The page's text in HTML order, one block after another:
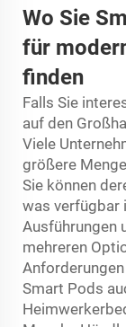
Wo Sie
für
finden
Falls Sie
auf den
Viele
größere
Sie können
was verfügbar
Ausführungen
mehreren
Smart Pods